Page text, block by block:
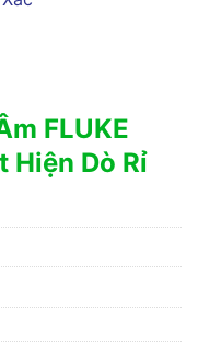
FLUKE
Hiện Dò Rỉ